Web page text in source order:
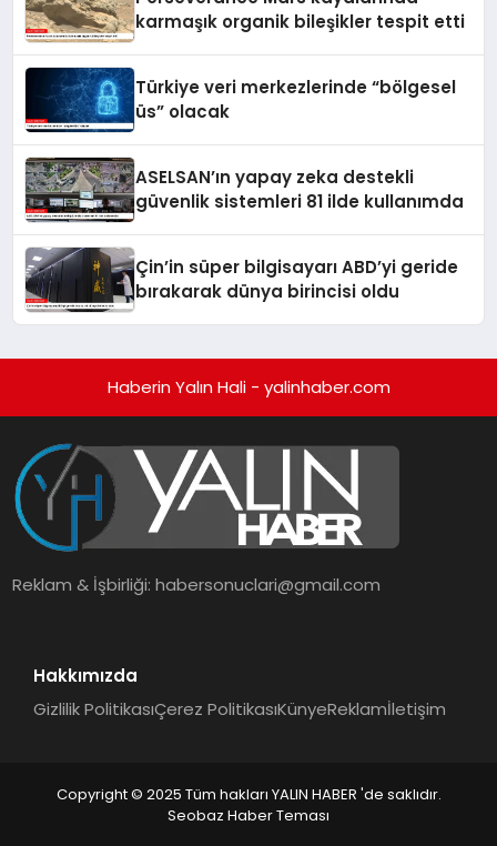
karmaşık organik bileşikler tespit etti
Türkiye veri merkezlerinde “bölgesel
üs” olacak
ASELSAN’ın yapay zeka destekli
güvenlik sistemleri 81 ilde kullanımda
Çin’in süper bilgisayarı ABD’yi geride
bırakarak dünya birincisi oldu
Haberin Yalın Hali - yalinhaber.com
Reklam & İşbirliği:habersonuclari@gmail.com
Hakkımızda
Gizlilik PolitikasıÇerez PolitikasıKünyeReklamİletişim
Copyright © 2025 Tüm hakları YALIN HABER 'de saklıdır.
Seobaz Haber Teması